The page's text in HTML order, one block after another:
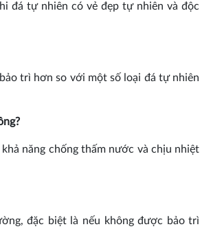
đá tự nhiên có vẻ đẹp tự nhiên và độc
trì hơn so với một số loại đá tự nhiên
năng chống thấm nước và chịu nhiệt
đặc biệt là nếu không được bảo trì